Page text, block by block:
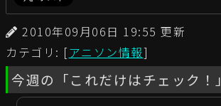
2010年09月06日 19:55 更新
カテゴリ: [アニソン情報]
今週の「これだけはチェック！」